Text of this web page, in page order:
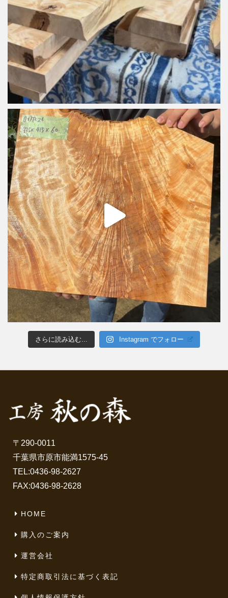
さらに読み込む... Instagram でフォロー
〒290-0011
千葉県市原市能満1575-45
TEL:0436-98-2627
FAX:0436-98-2628
HOME
購入のご案内
運営会社
特定商取引法に基づく表記